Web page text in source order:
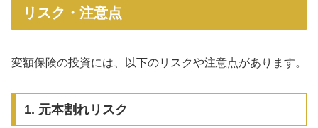
リスク・注意点
変額保険の投資には、以下のリスクや注意点があります。
1. 元本割れリスク